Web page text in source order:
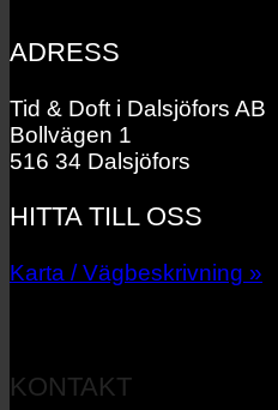
ADRESS
Tid & Doft i Dalsjöfors AB
Bollvägen 1
516 34 Dalsjöfors
HITTA TILL OSS
Karta / Vägbeskrivning »
KONTAKT